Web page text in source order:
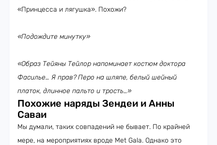
«Принцесса и лягушка». Похожи?
«Подождите минутку»
«Образ Тейяны Тейлор напоминает костюм доктора
Фасилье… Я прав?Перо на шляпе, белый шейный
платок, длинное пальто и трость…»
Похожие наряды Зендеи и Анны
Саваи
Мы думали, таких совпадений не бывает. По крайней
мере, на мероприятиях вроде Met Gala. Однако это